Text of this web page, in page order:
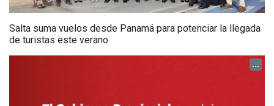
Salta suma vuelos desde Panamá para potenciar la llegada
de turistas este verano
...